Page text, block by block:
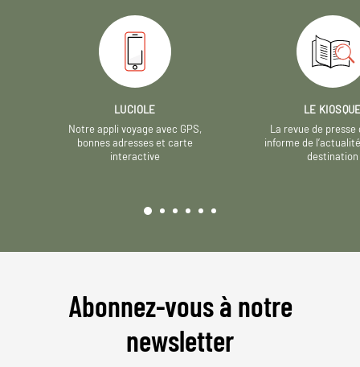
LUCIOLE
Notre appli voyage avec GPS,
bonnes adresses et carte
interactive
LE
La revue de presse
informe de
destination
Abonnez-vous à notre
newsletter